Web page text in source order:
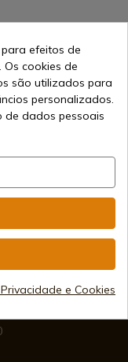
efeitos de
Os cookies de
são utilizados para
personalizados.
de dados pessoais
e Cookies